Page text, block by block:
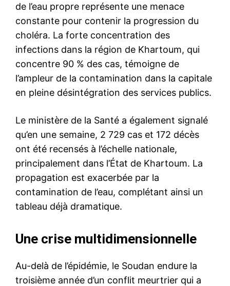
de l’eau propre représente une menace
constante pour contenir la progression du
choléra. La forte concentration des
infections dans la région de Khartoum, qui
concentre 90 % des cas, témoigne de
l’ampleur de la contamination dans la capitale
en pleine désintégration des services publics.
Le ministère de la Santé a également signalé
qu’en une semaine, 2 729 cas et 172 décès
ont été recensés à l’échelle nationale,
principalement dans l’État de Khartoum. La
propagation est exacerbée par la
contamination de l’eau, complétant ainsi un
tableau déjà dramatique.
Une crise multidimensionnelle
Au-delà de l’épidémie, le Soudan endure la
troisième année d’un conflit meurtrier qui a